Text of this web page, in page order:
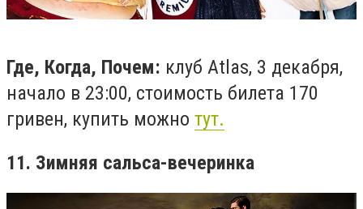
Где, Когда, Почем: клуб Atlas, 3 декабря,
начало в 23:00, стоимость билета 170
гривен, купить можно тут.
11. Зимняя сальса-вечеринка